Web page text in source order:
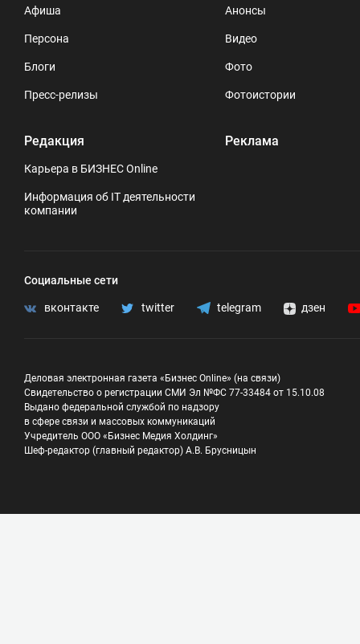
Афиша
Персона
Блоги
Пресс-релизы
Редакция
Карьера в БИЗНЕС Online
Информация об IT деятельности
компании
Анонсы
Видео
Фото
Фотоистории
Реклама
Социальные сети
вконтакте twitter telegram дзен
Деловая электронная газета «Бизнес Online» (на связи)
Свидетельство о регистрации СМИ Эл №ФС 77-33484 от 15.10.08
Выдано федеральной службой по надзору
в сфере связи и массовых коммуникаций
Учредитель ООО «Бизнес Медия Холдинг»
Шеф-редактор (главный редактор) А.В. Брусницын